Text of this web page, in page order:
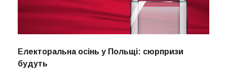
Електоральна осінь у Польщі: сюрпризи
будуть